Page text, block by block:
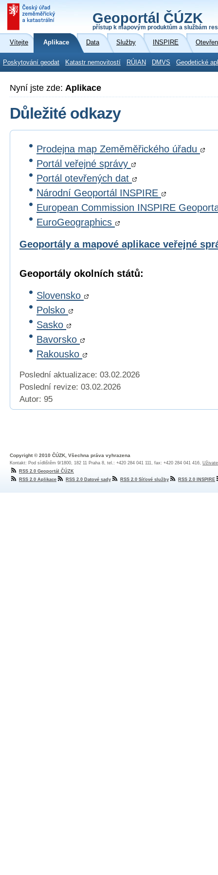
Geoportál ČÚZK
přístup k mapovým produktům a službám
Vítejte Aplikace Data Služby INSPIRE
Poskytování geodat Katastr nemovitostí RÚIAN DMVS Geodetické
Nyní jste zde: Aplikace
Důležité odkazy
Prodejna map Zeměměřického úřadu
Portál veřejné správy
Portál otevřených dat
Národní Geoportál INSPIRE
European Commission INSPIRE
EuroGeographics
Geoportály a mapové aplikace veřejné
Geoportály okolních států:
Slovensko
Polsko
Sasko
Bavorsko
Rakousko
Poslední aktualizace: 03.02.2026
Poslední revize: 03.02.2026
Autor: 95
Copyright © 2010 ČÚZK, Všechna práva vyhrazena
Kontakt: Pod sídlištěm 9/1800, 182 11 Praha 8, tel.: +420 284 041 111, fax: +420 284 041 416,
RSS 2.0 Geoportál ČÚZK
RSS 2.0 Aplikace
RSS 2.0 Datové sady RSS 2.0 Síťové služby RSS 2.0 INSPIRE